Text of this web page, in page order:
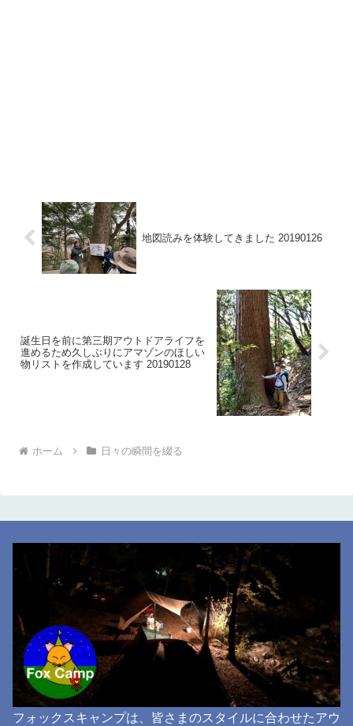
地図読みを体験してきました 20190126
誕生日を前に第三期アウトドアライフを
進めるため久しぶりにアマゾンのほしい
物リストを作成しています 20190128
ホーム 日々の瞬間を綴る
フォックスキャンプは、皆さまのスタイルに合わせたアウ